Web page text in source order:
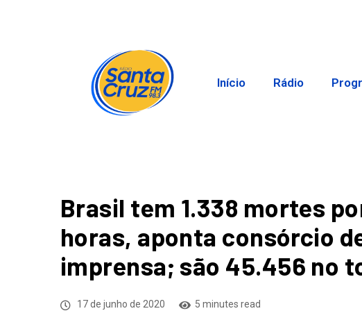
Início Rádio
Brasil tem 1.338 mortes
horas, aponta consórcio
imprensa; são 45.456 no
17 de junho de 2020 5 minutes read